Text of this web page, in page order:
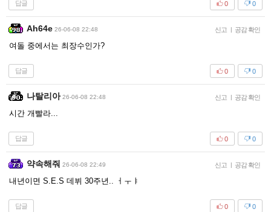
답글 0
0
Ah64e 26-06-08 22:48 신고 | 공감 확인
여돌 중에서는 최장수인가?
답글 0
0
나탈리아 26-06-08 22:48 신고 | 공감 확인
시간 개빨라...
답글 0
0
약속해줘 26-06-08 22:49 신고 | 공감 확인
내년이면 S.E.S 데뷔 30주년.. ㅓㅜㅑ
답글 0
0